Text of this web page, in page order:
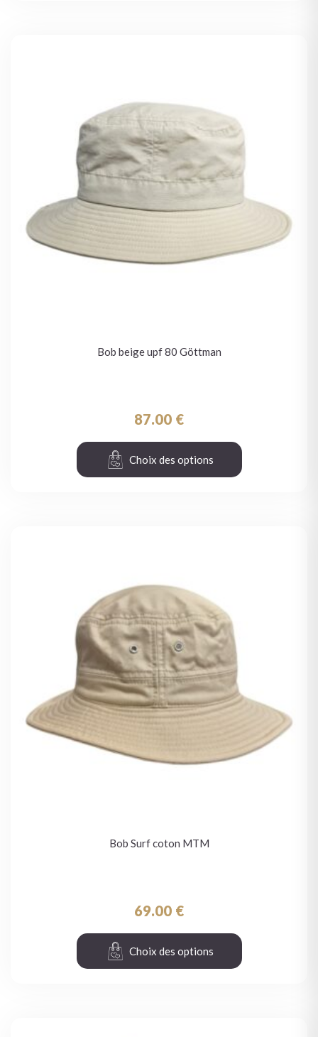
Bob beige upf 80 Göttman
87.00 €
Choix des options
Bob Surf coton MTM
69.00 €
Choix des options